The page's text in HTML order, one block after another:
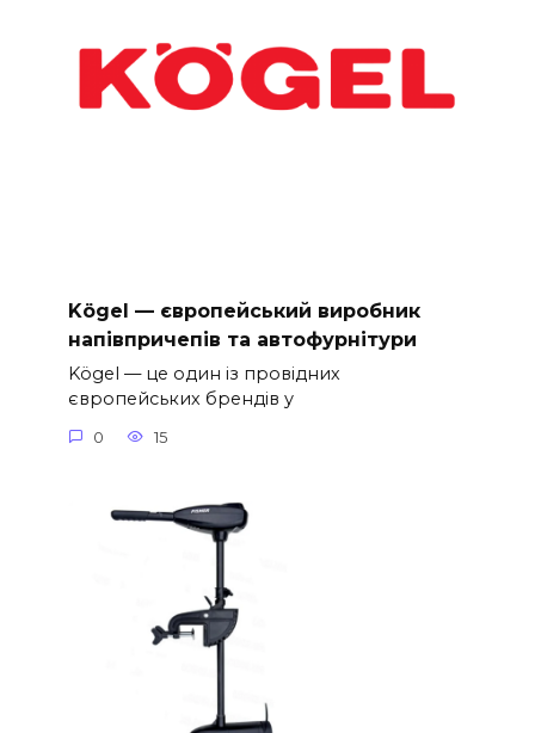
Kögel — європейський виробник
напівпричепів та автофурнітури
Kögel — це один із провідних
європейських брендів у
0 15